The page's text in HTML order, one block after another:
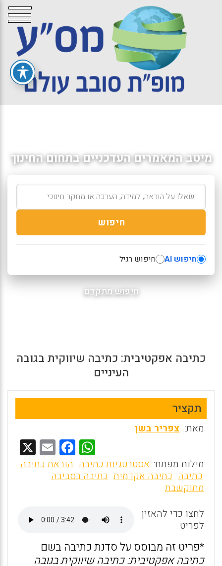
מיטב המאמרים העדכניים בתחום החינוך
חיפוש
חיפוש AI חיפוש רגיל
חיפוש מתקדם
כתיבה אפקטיבית: כתיבה שיווקית בגובה
העיניים
תקציר
מאת: צפריר בשן
W
h
at
A
p
p
F
a
ce
o
o
k
E
m מילות מפתח: אסטרטגיות כתיבה הוראת כתיבה
כתיבה כתיבה אקדמית כתיבה בסביבה
מתוקשבת
לחצו כדי להאזין
לפריט
*פריט זה מבוסס על סדנת כתיבה בשם
כתיבה אפקטיבית: כתיבה שיווקית בגובה